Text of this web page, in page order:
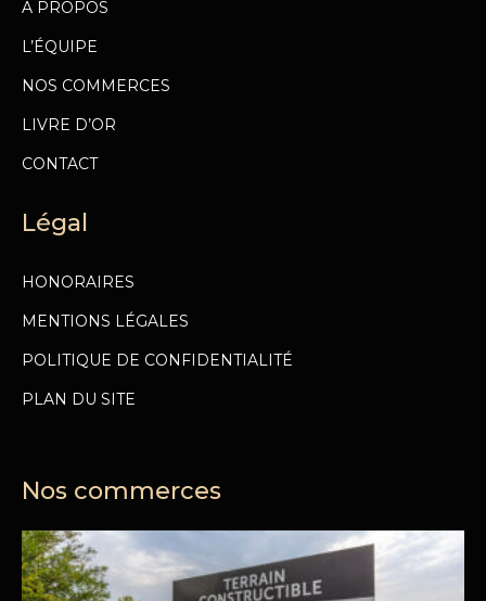
A PROPOS
L’ÉQUIPE
NOS COMMERCES
LIVRE D’OR
CONTACT
Légal
HONORAIRES
MENTIONS LÉGALES
POLITIQUE DE CONFIDENTIALITÉ
PLAN DU SITE
Nos commerces